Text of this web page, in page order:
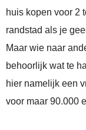
huis kopen voor 2
randstad als je
Maar wie naar
behoorlijk wat te
hier namelijk een
voor maar 90.000